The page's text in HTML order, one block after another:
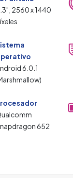
2560 x 1440
6.0.1
652